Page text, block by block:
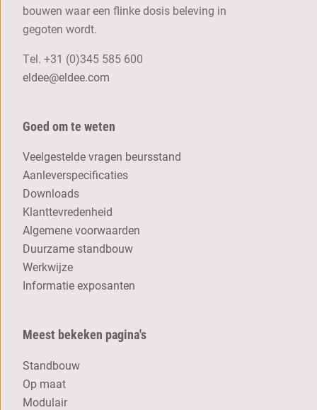
bouwen waar een flinke dosis beleving in
gegoten wordt.
Tel. +31 (0)345 585 600
eldee@eldee.com
Goed om te weten
Veelgestelde vragen beursstand
Aanleverspecificaties
Downloads
Klanttevredenheid
Algemene voorwaarden
Duurzame standbouw
Werkwijze
Informatie exposanten
Meest bekeken pagina's
Standbouw
Op maat
Modulair